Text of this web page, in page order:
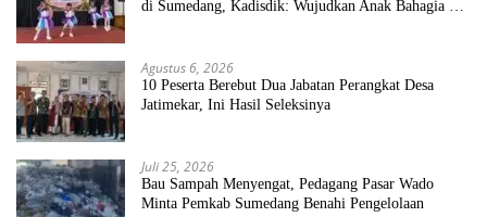
di Sumedang, Kadisdik: Wujudkan Anak Bahagia dan
Agustus 6, 2026
10 Peserta Berebut Dua Jabatan Perangkat Desa
Jatimekar, Ini Hasil Seleksinya
Juli 25, 2026
Bau Sampah Menyengat, Pedagang Pasar Wado
Minta Pemkab Sumedang Benahi Pengelolaan